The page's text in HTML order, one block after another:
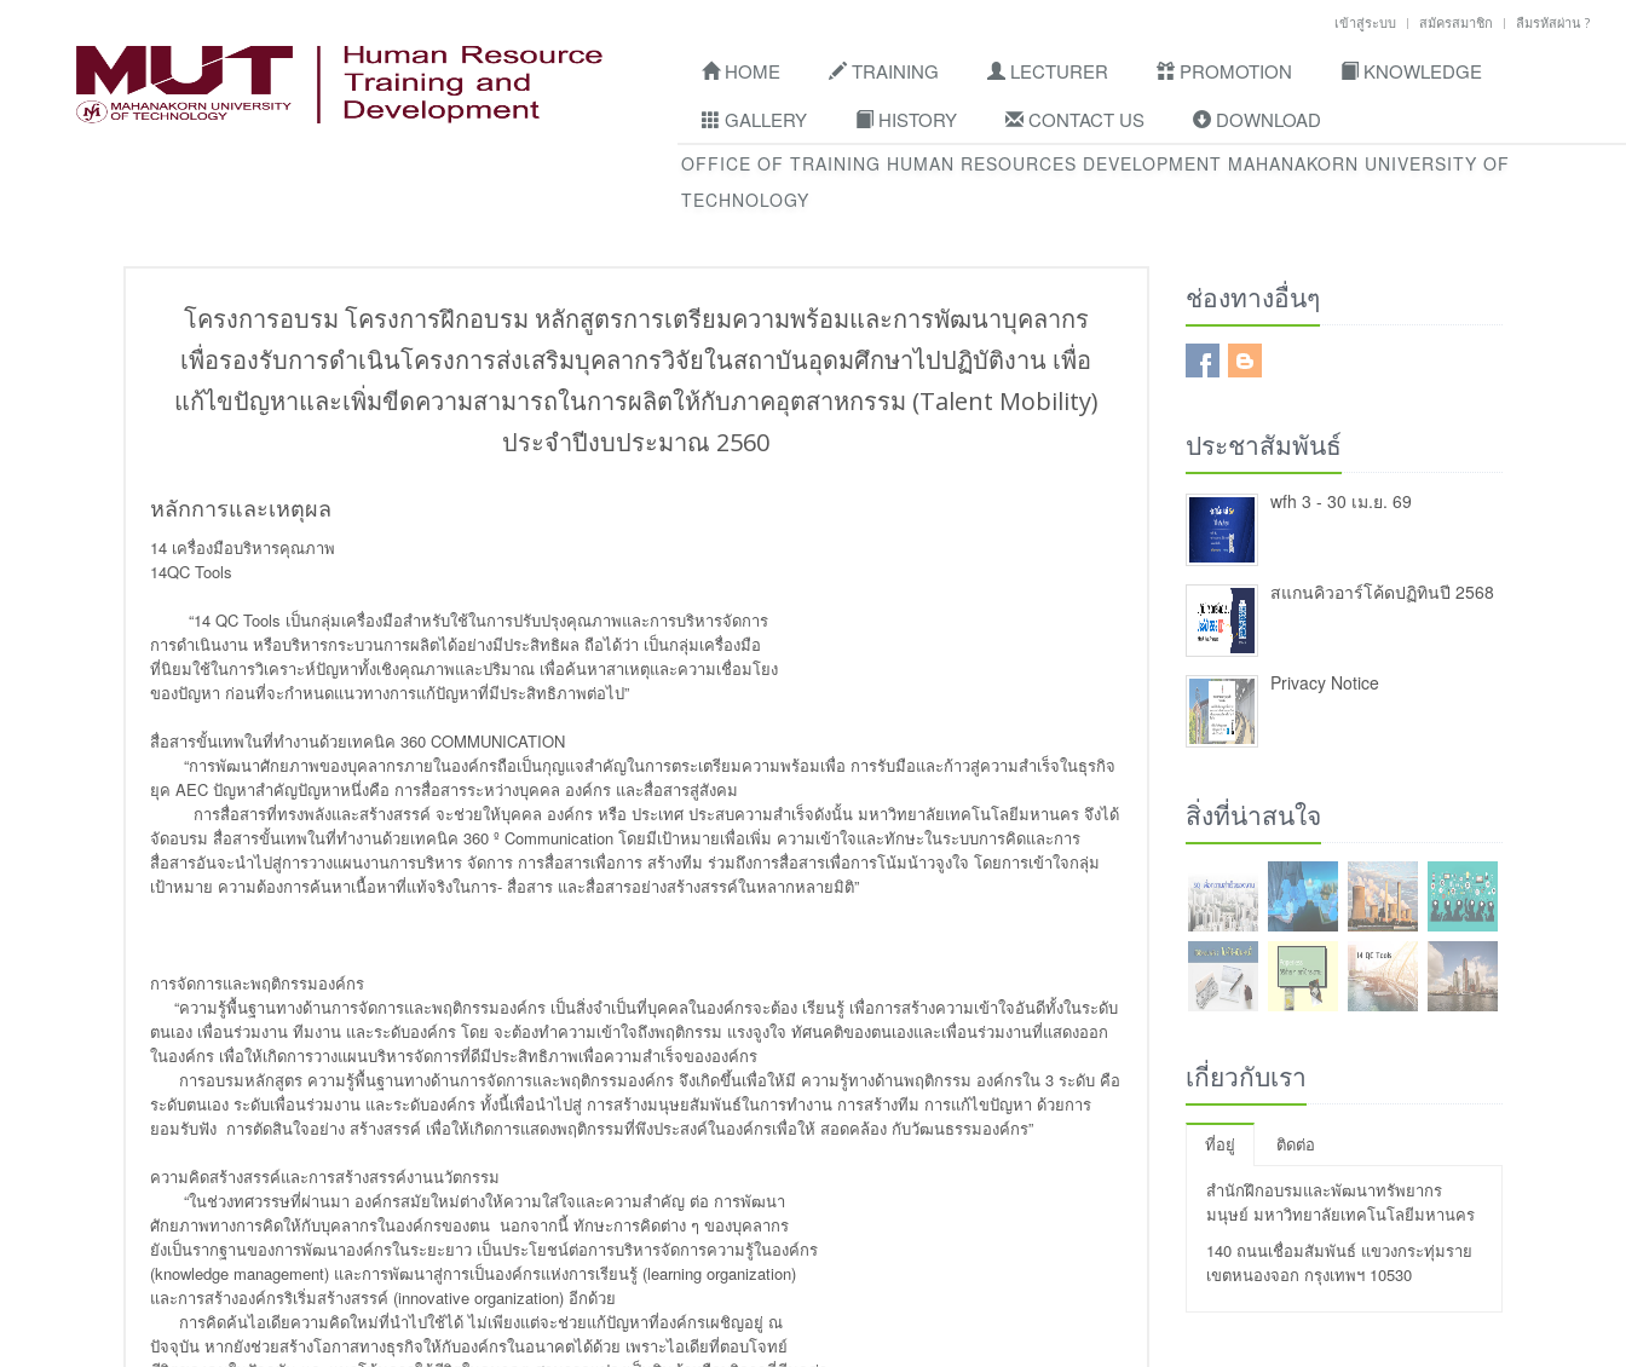
เข้าสู่ระบบ สมัครสมาชิก ลืมรหัสผ่าน ?
HOME TRAINING LECTURER PROMOTION
KNOWLEDGE
GALLERY
HISTORY CONTACT US DOWNLOAD
OFFICE OF TRAINING HUMAN RESOURCES DEVELOPMENT MAHANAKORN UNIVERSITY OF
TECHNOLOGY
โครงการอบรม โครงการฝึกอบรม หลักสูตรการเตรียมความพร้อมและการพัฒนาบุคลากร
เพื่อรองรับการดำเนินโครงการส่งเสริมบุคลากรวิจัยในสถาบันอุดมศึกษาไปปฏิบัติงาน เพื่อ
แก้ไขปัญหาและเพิ่มขีดความสามารถในการผลิตให้กับภาคอุตสาหกรรม (Talent Mobility)
ประจำปีงบประมาณ 2560
หลักการและเหตุผล
14 เครื่องมือบริหารคุณภาพ
14QC Tools
“14 QC Tools เป็นกลุ่มเครื่องมือสำหรับใช้ในการปรับปรุงคุณภาพและการบริหารจัดการ
การดำเนินงาน หรือบริหารกระบวนการผลิตได้อย่างมีประสิทธิผล ถือได้ว่า เป็นกลุ่มเครื่องมือ
ที่นิยมใช้ในการวิเคราะห์ปัญหาทั้งเชิงคุณภาพและปริมาณ เพื่อค้นหาสาเหตุและความเชื่อมโยง
ของปัญหา ก่อนที่จะกำหนดแนวทางการแก้ปัญหาที่มีประสิทธิภาพต่อไป”
สื่อสารขั้นเทพในที่ทำงานด้วยเทคนิค 360 COMMUNICATION
“การพัฒนาศักยภาพของบุคลากรภายในองค์กรถือเป็นกุญแจสำคัญในการตระเตรียมความพร้อมเพื่อ การรับมือและก้าวสู่ความสำเร็จในธุรกิจ
ยุค AEC ปัญหาสำคัญปัญหาหนึ่งคือ การสื่อสารระหว่างบุคคล องค์กร และสื่อสารสู่สังคม
การสื่อสารที่ทรงพลังและสร้างสรรค์ จะช่วยให้บุคคล องค์กร หรือ ประเทศ ประสบความสำเร็จดังนั้น มหาวิทยาลัยเทคโนโลยีมหานคร จึงได้
จัดอบรม สื่อสารขั้นเทพในที่ทำงานด้วยเทคนิค 360 º Communication โดยมีเป้าหมายเพื่อเพิ่ม ความเข้าใจและทักษะในระบบการคิดและการ
สื่อสารอันจะนำไปสู่การวางแผนงานการบริหาร จัดการ การสื่อสารเพื่อการ สร้างทีม ร่วมถึงการสื่อสารเพื่อการโน้มน้าวจูงใจ โดยการเข้าใจกลุ่ม
เป้าหมาย ความต้องการค้นหาเนื้อหาที่แท้จริงในการ- สื่อสาร และสื่อสารอย่างสร้างสรรค์ในหลากหลายมิติ”
การจัดการและพฤติกรรมองค์กร
“ความรู้พื้นฐานทางด้านการจัดการและพฤติกรรมองค์กร เป็นสิ่งจำเป็นที่บุคคลในองค์กรจะต้อง เรียนรู้ เพื่อการสร้างความเข้าใจอันดีทั้งในระดับ
ตนเอง เพื่อนร่วมงาน ทีมงาน และระดับองค์กร โดย จะต้องทำความเข้าใจถึงพฤติกรรม แรงจูงใจ ทัศนคติของตนเองและเพื่อนร่วมงานที่แสดงออก
ในองค์กร เพื่อให้เกิดการวางแผนบริหารจัดการที่ดีมีประสิทธิภาพเพื่อความสำเร็จขององค์กร
การอบรมหลักสูตร ความรู้พื้นฐานทางด้านการจัดการและพฤติกรรมองค์กร จึงเกิดขึ้นเพื่อให้มี ความรู้ทางด้านพฤติกรรม องค์กรใน 3 ระดับ คือ
ระดับตนเอง ระดับเพื่อนร่วมงาน และระดับองค์กร ทั้งนี้เพื่อนำไปสู่ การสร้างมนุษยสัมพันธ์ในการทำงาน การสร้างทีม การแก้ไขปัญหา ด้วยการ
ยอมรับฟัง การตัดสินใจอย่าง สร้างสรรค์ เพื่อให้เกิดการแสดงพฤติกรรมที่พึงประสงค์ในองค์กรเพื่อให้ สอดคล้อง กับวัฒนธรรมองค์กร”
ความคิดสร้างสรรค์และการสร้างสรรค์งานนวัตกรรม
“ในช่วงทศวรรษที่ผ่านมา องค์กรสมัยใหม่ต่างให้ความใส่ใจและความสำคัญ ต่อ การพัฒนา
ศักยภาพทางการคิดให้กับบุคลากรในองค์กรของตน นอกจากนี้ ทักษะการคิดต่าง ๆ ของบุคลากร
ยังเป็นรากฐานของการพัฒนาองค์กรในระยะยาว เป็นประโยชน์ต่อการบริหารจัดการความรู้ในองค์กร
(knowledge management) และการพัฒนาสู่การเป็นองค์กรแห่งการเรียนรู้ (learning organization)
และการสร้างองค์กรริเริ่มสร้างสรรค์ (innovative organization) อีกด้วย
การคิดค้นไอเดียความคิดใหม่ที่นำไปใช้ได้ ไม่เพียงแต่จะช่วยแก้ปัญหาที่องค์กรเผชิญอยู่ ณ
ปัจจุบัน หากยังช่วยสร้างโอกาสทางธุรกิจให้กับองค์กรในอนาคตได้ด้วย เพราะไอเดียที่ตอบโจทย์
ช่องทางอื่นๆ
ประชาสัมพันธ์
wfh 3 - 30 เม.ย. 69
สแกนคิวอาร์โค้ดปฏิทินปี 2568
Privacy Notice
สิ่งที่น่าสนใจ
เกี่ยวกับเรา
ที่อยู่
ติดต่อ
สำนักฝึกอบรมและพัฒนาทรัพยากร
มนุษย์ มหาวิทยาลัยเทคโนโลยีมหานคร
140 ถนนเชื่อมสัมพันธ์ แขวงกระทุ่มราย
เขตหนองจอก กรุงเทพฯ 10530